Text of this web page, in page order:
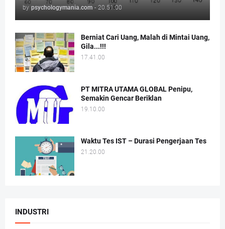
by psychologymania.com - 20.51.00
Berniat Cari Uang, Malah di Mintai Uang,
Gila...!!!
17.41.00
PT MITRA UTAMA GLOBAL Penipu,
Semakin Gencar Beriklan
19.10.00
Waktu Tes IST – Durasi Pengerjaan Tes
21.20.00
INDUSTRI